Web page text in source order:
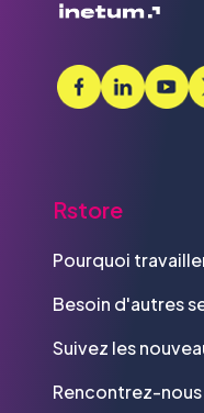
Rstore
Pourquoi
Besoin d'autres
Suivez les
Rencontrez-nous